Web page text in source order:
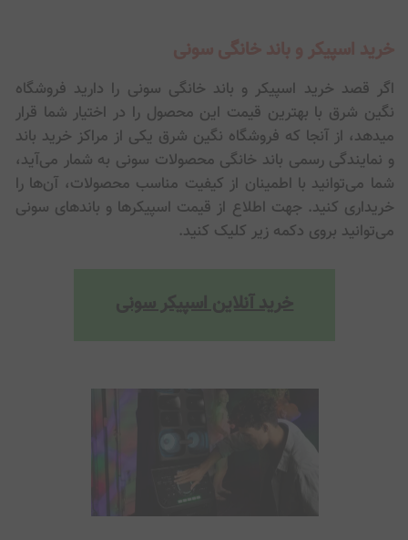
اگر قصد خرید اسپیکر و باند خانگی سونی را دارید فروشگاه
نگین شرق با بهترین قیمت این محصول را در اختیار شما قرار
میدهد، از آنجا که فروشگاه نگین شرق یکی از مراکز خرید باند
و نمایندگی رسمی باند خانگی محصولات سونی به شمار می‌آید،
شما می‌توانید با اطمینان از کیفیت مناسب محصولات، آن‌ها را
خریداری کنید. جهت اطلاع از قیمت اسپیکرها و باندهای سونی
می‌توانید بروی دکمه زیر کلیک کنید.
خرید آنلاین اسپیکر سونی